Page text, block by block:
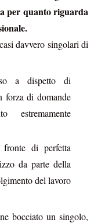
per quanto riguarda
davvero singolari di
a dispetto di
forza di domande
estremamente
di perfetta
da parte della
del lavoro
bocciato un singolo,